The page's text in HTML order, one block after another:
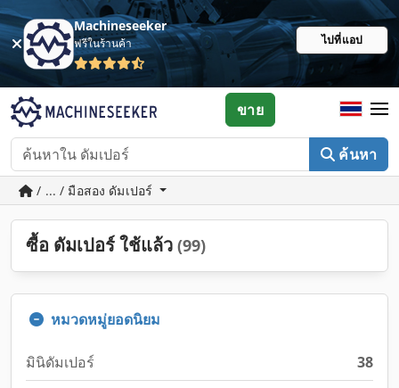
Machineseeker
ฟรีในร้านค้า ไปที่แอป
ค้นหา
ขาย
/ ... / มือสอง ดัมเปอร์
ซื้อ ดัมเปอร์ ใช้แล้ว (99)
หมวดหมู่ยอดนิยม
มินิดัมเปอร์
38